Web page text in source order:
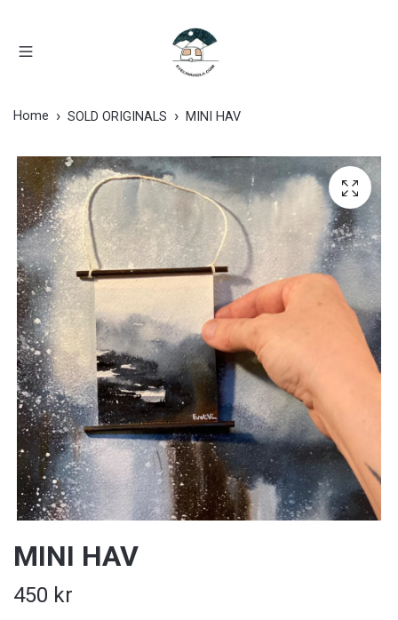
Home SOLD ORIGINALS MINI HAV
MINI HAV
450 kr